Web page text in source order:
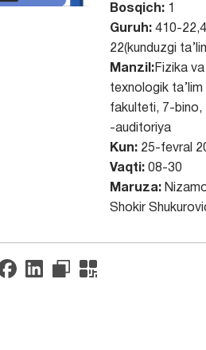
Bosqich:1
Guruh:410-
22(kunduzgi
Manzil:Fizika va
texnologik ta’lim
fakulteti, 7-bino,
-auditoriya
Kun: 25-fevral
Vaqti:08-30
Maruza:
Shokir